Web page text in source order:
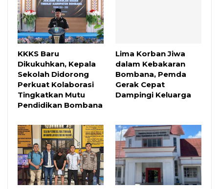
KKKS Baru
Dikukuhkan, Kepala
Sekolah Didorong
Perkuat Kolaborasi
Tingkatkan Mutu
Pendidikan Bombana
Lima Korban Jiwa
dalam Kebakaran
Bombana, Pemda
Gerak Cepat
Dampingi Keluarga